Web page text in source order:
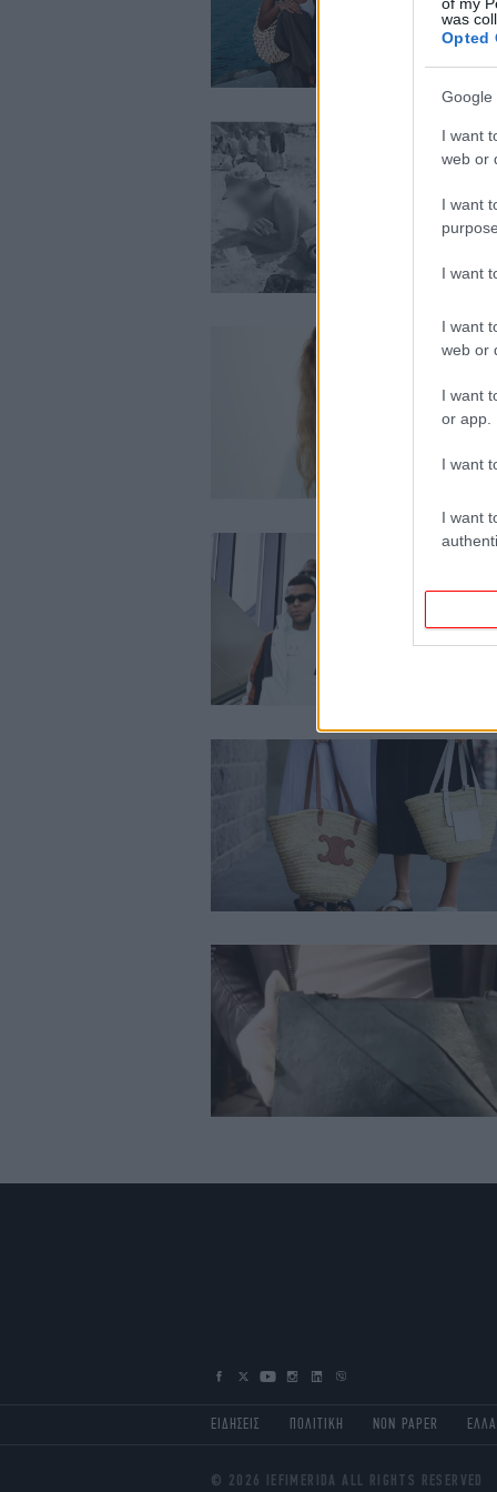
of my
was
Opted
Google
I want
web or
I want
I want
I want
web or
I want
or app.
I want
I want
ΕΙΔΗΣΕΙΣ ΠΟΛΙΤΙΚΗ NON PAPER
© 2026 IEFIMERIDA ALL RIGHTS RESERVED